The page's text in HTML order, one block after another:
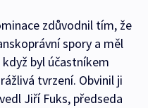
zdůvodnil tím, že
spory a měl
byl účastníkem
tvrzení. Obvinil ji
Jiří Fuks, předseda